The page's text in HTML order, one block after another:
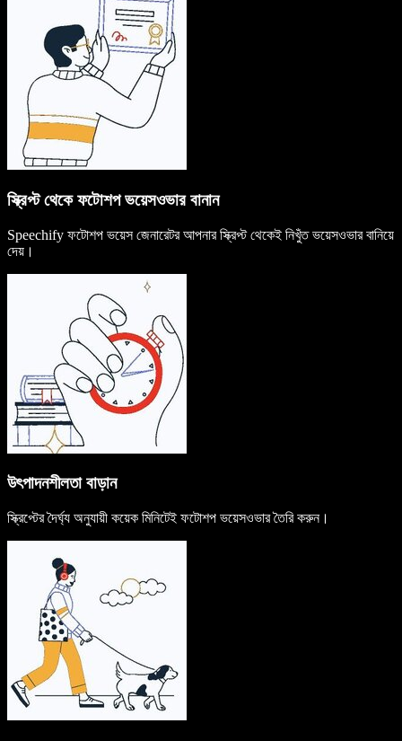
স্ক্রিপ্ট থেকে ফটোশপ ভয়েসওভার বানান
Speechify ফটোশপ ভয়েস জেনারেটর আপনার স্ক্রিপ্ট থেকেই নিখুঁত ভয়েসওভার বানিয়ে
দেয়।
উৎপাদনশীলতা বাড়ান
স্ক্রিপ্টের দৈর্ঘ্য অনুযায়ী কয়েক মিনিটেই ফটোশপ ভয়েসওভার তৈরি করুন।